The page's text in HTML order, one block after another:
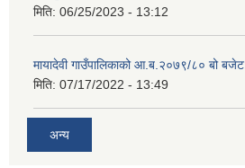
मिति: 06/25/2023 - 13:12
मायादेवी गाउँपालिकाको आ.ब.२०७९/८० बो बजेट
मिति: 07/17/2022 - 13:49
अन्य